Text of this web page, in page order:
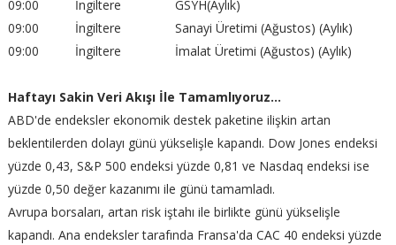
09:00
İngiltere
GSYH(Aylık)
09:00
İngiltere
Sanayi Üretimi (Ağustos) (Aylık)
09:00
İngiltere İmalat Üretimi (Ağustos) (Aylık)
Haftayı Sakin Veri Akışı İle Tamamlıyoruz…
ABD'de endeksler ekonomik destek paketine ilişkin artan
beklentilerden dolayı günü yükselişle kapandı. Dow Jones endeksi
yüzde 0,43, S&P 500 endeksi yüzde 0,81 ve Nasdaq endeksi ise
yüzde 0,50 değer kazanımı ile günü tamamladı.
Avrupa borsaları, artan risk iştahı ile birlikte günü yükselişle
kapandı. Ana endeksler tarafında Fransa'da CAC 40 endeksi yüzde